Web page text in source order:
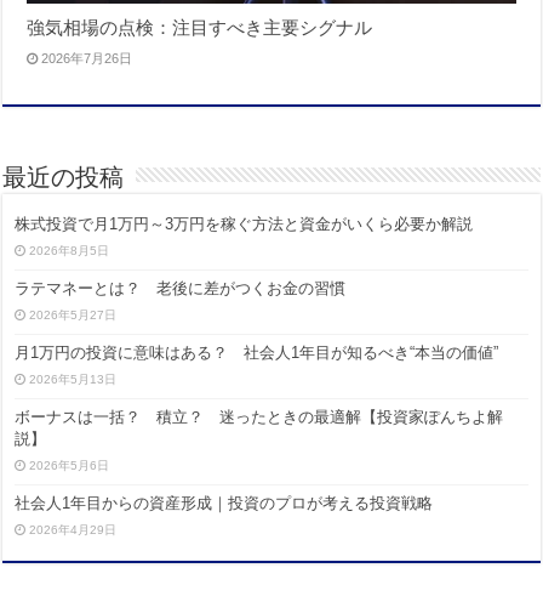
強気相場の点検：注目すべき主要シグナル
2026年7月26日
最近の投稿
株式投資で月1万円～3万円を稼ぐ方法と資金がいくら必要か解説
2026年8月5日
ラテマネーとは？ 老後に差がつくお金の習慣
2026年5月27日
月1万円の投資に意味はある？ 社会人1年目が知るべき“本当の価値”
2026年5月13日
ボーナスは一括？ 積立？ 迷ったときの最適解【投資家ぽんちよ解
説】
2026年5月6日
社会人1年目からの資産形成｜投資のプロが考える投資戦略
2026年4月29日